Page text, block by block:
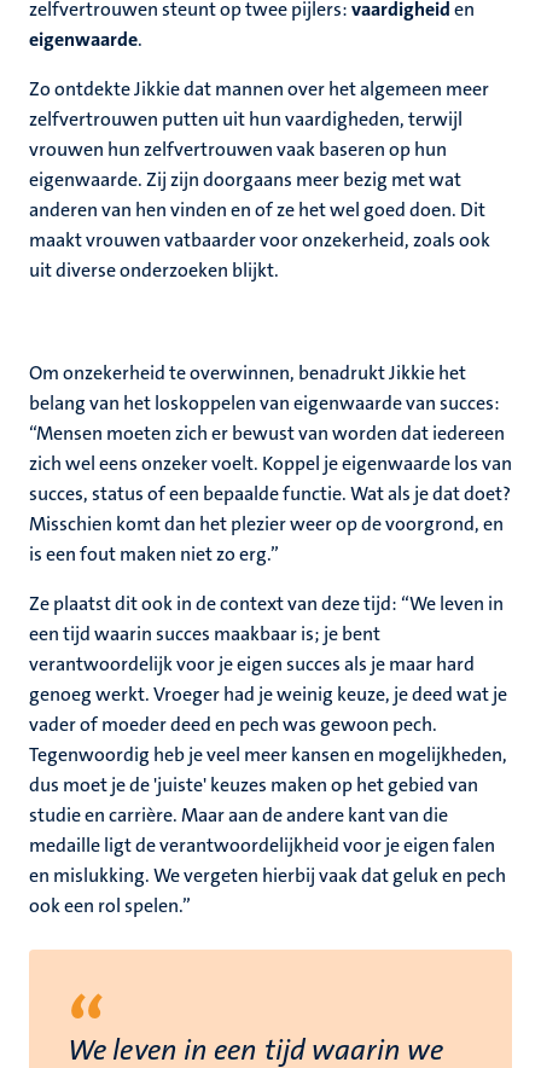
zelfvertrouwen steunt op twee pijlers:vaardigheiden
eigenwaarde.
Zo ontdekte Jikkie dat mannen over het algemeen meer
zelfvertrouwen putten uit hun vaardigheden, terwijl
vrouwen hun zelfvertrouwen vaak baseren op hun
eigenwaarde. Zij zijn doorgaans meer bezig met wat
anderen van hen vinden en of ze het wel goed doen. Dit
maakt vrouwen vatbaarder voor onzekerheid, zoals ook
uit diverse onderzoeken blijkt.
Om onzekerheid te overwinnen, benadrukt Jikkie het
belang van het loskoppelen van eigenwaarde van succes:
“Mensen moeten zich er bewust van worden dat iedereen
zich wel eens onzeker voelt. Koppel je eigenwaarde los van
succes, status of een bepaalde functie. Wat als je dat doet?
Misschien komt dan het plezier weer op de voorgrond, en
is een fout maken niet zo erg.”
Ze plaatst dit ook in de context van deze tijd: “We leven in
een tijd waarin succes maakbaar is; je bent
verantwoordelijk voor je eigen succes als je maar hard
genoeg werkt. Vroeger had je weinig keuze, je deed wat je
vader of moeder deed en pech was gewoon pech.
Tegenwoordig heb je veel meer kansen en mogelijkheden,
dus moet je de 'juiste' keuzes maken op het gebied van
studie en carrière. Maar aan de andere kant van die
medaille ligt de verantwoordelijkheid voor je eigen falen
en mislukking. We vergeten hierbij vaak dat geluk en pech
ook een rol spelen.”
“
We leven in een tijd waarin we